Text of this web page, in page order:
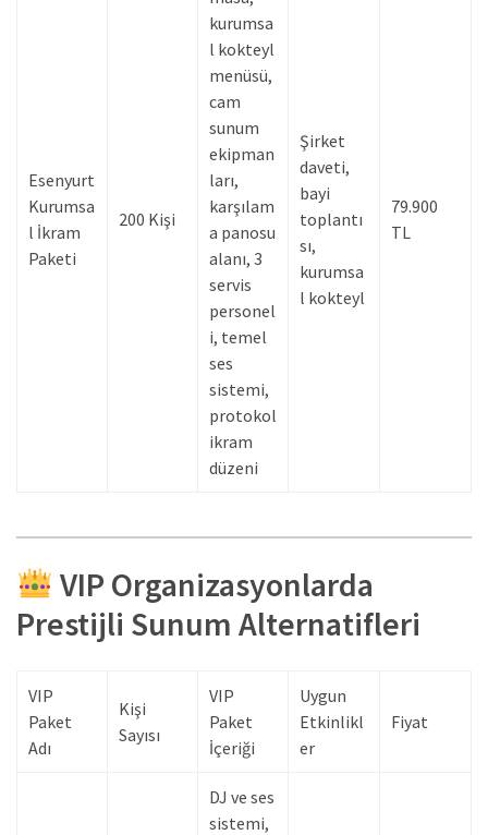
Esenyurt
Kurumsa
l İkram
Paketi
200 Kişi
kurumsa
l kokteyl
menüsü,
cam
sunum
ekipman
ları,
karşılam
a panosu
alanı, 3
servis
personel
i, temel
ses
sistemi,
protokol
ikram
düzeni
Şirket
daveti,
bayi
toplantı
sı,
kurumsa
l kokteyl
79.900
TL
VIP Organizasyonlarda
Prestijli Sunum Alternatifleri
VIP
Paket
Adı
Kişi
Sayısı
VIP
Paket
İçeriği
Uygun
Etkinlikl
er
Fiyat
DJ ve ses
sistemi,